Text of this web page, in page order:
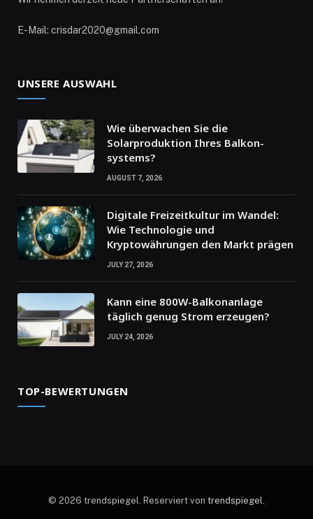
E-Mail: crisdar2020@gmail.com
UNSERE AUSWAHL
Wie überwachen Sie die
Solarproduktion Ihres Balkon­
systems?
AUGUST 7, 2026
Digitale Freizeitkultur im Wandel:
Wie Technologie und
Kryptowährungen den Markt prägen
JULY 27, 2026
Kann eine 800W-Balkonanlage
täglich genug Strom erzeugen?
JULY 24, 2026
TOP-BEWERTUNGEN
© 2026 trendspiegel. Reserviert von trendspiegel